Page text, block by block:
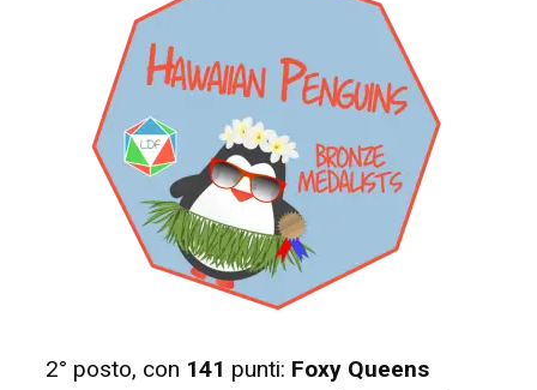
2° posto, con 141 punti: Foxy Queens